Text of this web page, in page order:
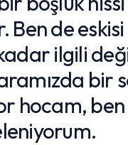
Ben de
ilgili
bir
hocam, ben